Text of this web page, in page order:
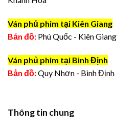
Ván phủ phim tại Kiên Giang
Bản đồ: Phú Quốc - Kiên Giang
Ván phủ phim tại Bình Định
Bản đồ:Quy Nhơn - Bình Định
Thông tin chung